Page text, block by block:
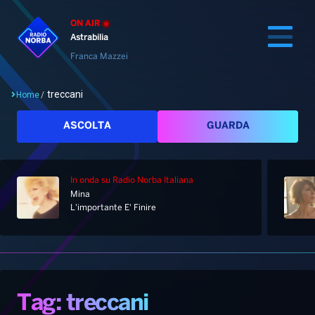
ON AIR
Astrabilia
Franca Mazzei
Home
Palinsesto
Notizie
Home/ treccani
ASCOLTA GUARDA
In onda su Radio Norba Italiana
Mina
L'importante E' Finire
Tag: treccani